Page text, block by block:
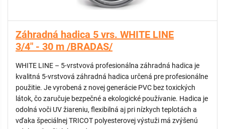
Príjemná na manipuláciu
KATEGÓRIA: Professional
Záhradná hadica 5 vrs. WHITE LINE
3/4" - 30 m /BRADAS/
WHITE LINE – 5-vrstvová profesionálna záhradná hadica je
kvalitná 5-vrstvová záhradná hadica určená pre profesionálne
použitie. Je vyrobená z novej generácie PVC bez toxických
látok, čo zaručuje bezpečné a ekologické používanie. Hadica je
odolná voči UV žiareniu, flexibilná aj pri nízkych teplotách a
vďaka špeciálnej TRICOT polyesterovej výstuži má zvýšenú